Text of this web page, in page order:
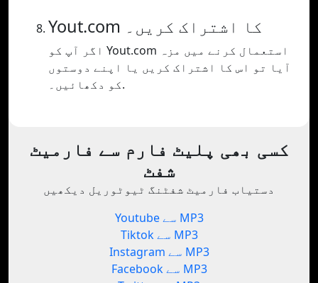
Yout.com کا اشتراک کریں۔
اگر آپ کو Yout.com استعمال کرنے میں مزہ
آیا تو اس کا اشتراک کریں یا اپنے دوستوں
کو دکھائیں۔.
کسی بھی پلیٹ فارم سے فارمیٹ
شفٹ
دستیاب فارمیٹ شفٹنگ ٹیوٹوریل دیکھیں
Youtube سے MP3
Tiktok سے MP3
Instagram سے MP3
Facebook سے MP3